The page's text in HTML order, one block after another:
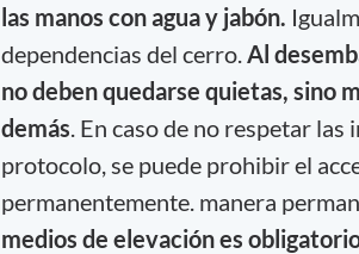
las manos con agua y jabón.
dependencias del cerro.Al
no deben quedarse quietas, sino
demás. En caso de no respetar
protocolo, se puede prohibir el
permanentemente. manera
medios de elevación es